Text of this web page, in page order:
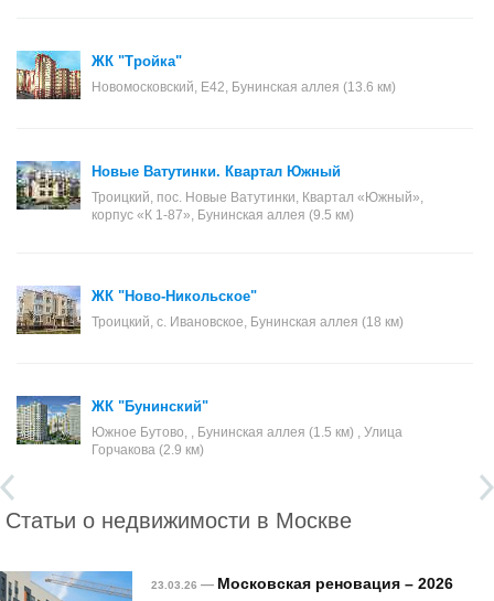
ЖК "Тройка"
Новомосковский, Е42, Бунинская аллея (13.6 км)
Новые Ватутинки. Квартал Южный
Троицкий, пос. Новые Ватутинки, Квартал «Южный»,
корпус «К 1-87», Бунинская аллея (9.5 км)
ЖК "Ново-Никольское"
Троицкий, с. Ивановское, Бунинская аллея (18 км)
ЖК "Бунинский"
Южное Бутово, , Бунинская аллея (1.5 км) , Улица
Горчакова (2.9 км)
Статьи о недвижимости в Москве
23.03.26 — Московская реновация – 2026